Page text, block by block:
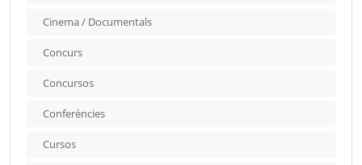
Cinema / Documentals
Concurs
Concursos
Conferències
Cursos